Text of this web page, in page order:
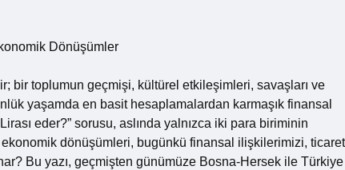
Dönüşümler
bir toplumun geçmişi, kültürel etkileşimleri, savaşları ve
yaşamda en basit hesaplamalardan karmaşık finansal
eder?” sorusu, aslında yalnızca iki para biriminin
ekonomik dönüşümleri, bugünkü finansal ilişkilerimizi, ticaret
Bu yazı, geçmişten günümüze Bosna-Hersek ile Türkiye